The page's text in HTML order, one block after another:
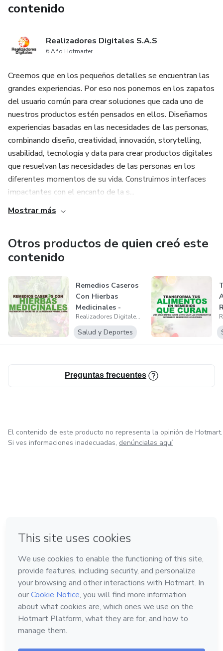
contenido
Realizadores Digitales S.A.S
6 Año Hotmarter
Creemos que en los pequeños detalles se encuentran las
grandes experiencias. Por eso nos ponemos en los zapatos
del usuario común para crear soluciones que cada uno de
nuestros productos estén pensados en ellos. Diseñamos
experiencias basadas en las necesidades de las personas,
combinando diseño, creatividad, innovación, storytelling,
usabilidad, tecnología y data para crear productos digitales
que resuelvan las necesidades de las personas en los
diferentes momentos de su vida. Construimos interfaces
impactantes con el encanto de la s...
Mostrar más
Otros productos de quien creó este
contenido
Remedios Caseros
Con Hierbas
Medicinales -
Tratamientos
Secr...
Realizadores Digitales S.A.S
Salud y Deportes
Preguntas frecuentes
El contenido de este producto no representa la opinión de Hotmart.
Si ves informaciones inadecuadas, denúncialas aquí
Hecho con❤ en Ciudad de México
Conoce Hotmart
Idioma
Español